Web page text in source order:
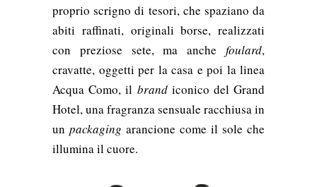
proprio scrigno di tesori, che spaziano da
abiti raffinati, originali borse, realizzati
con preziose sete, ma anche foulard,
cravatte, oggetti per la casa e poi la linea
Acqua Como, il brandiconico del Grand
Hotel, una fragranza sensuale racchiusa in
un packaging arancione come il sole che
illumina il cuore.